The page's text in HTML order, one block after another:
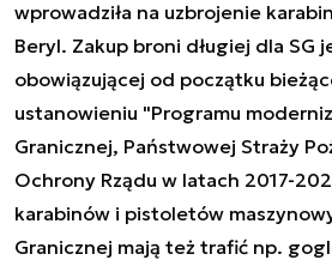
wprowadziła na uzbrojenie
Beryl. Zakup broni długiej dla SG
obowiązującej od początku
ustanowieniu "Programu
Granicznej, Państwowej Straży
Ochrony Rządu w latach 2017-
karabinów i pistoletów
Granicznej mają też trafić np.